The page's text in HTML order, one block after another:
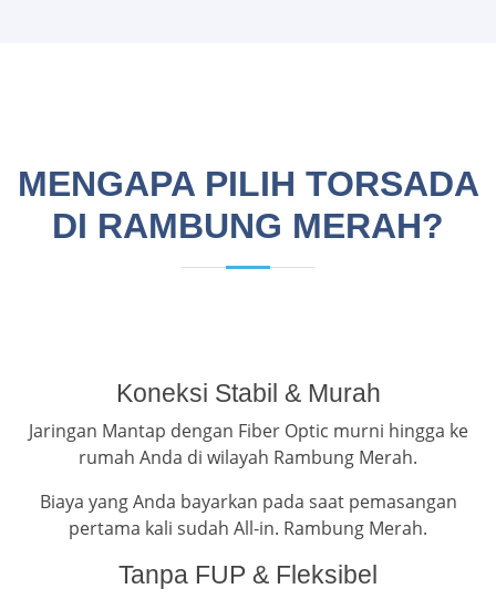
MENGAPA PILIH TORSADA
DI RAMBUNG MERAH?
Koneksi Stabil & Murah
Jaringan Mantap dengan Fiber Optic murni hingga ke
rumah Anda di wilayah Rambung Merah.
Biaya yang Anda bayarkan pada saat pemasangan
pertama kali sudah All-in. Rambung Merah.
Tanpa FUP & Fleksibel